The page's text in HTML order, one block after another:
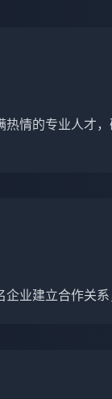
情的专业人才
业建立合作关系